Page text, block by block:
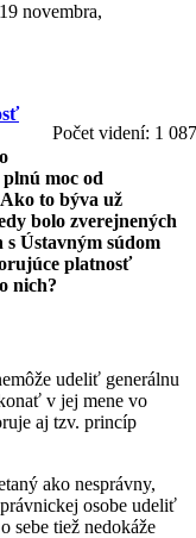
19 novembra,
Počet videní: 1 087
moc od
to býva už
bolo zverejnených
s Ústavným súdom
platnosť
nich?
udeliť generálnu
v jej mene vo
aj tzv. princíp
ako nesprávny,
osobe udeliť
sebe tiež nedokáže